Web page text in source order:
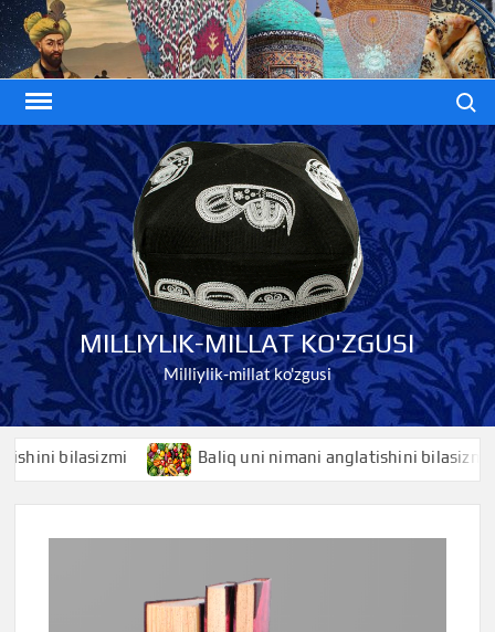
Skip
to
content
MILLIYLIK-MILLAT KO'ZGUSI
Milliylik-millat ko'zgusi
bilasizmi Baliq uni nimani anglatishini bilasizmi